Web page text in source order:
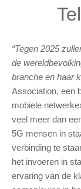
“Tegen 2025
de
branche en haar
Association, een
mobiele
veel meer dan
5G mensen in
verbinding te
het invoeren in
ervaring van de